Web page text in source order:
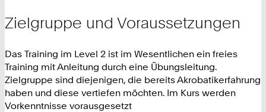
Zielgruppe und Voraussetzungen
Das Training im Level 2 ist im Wesentlichen ein freies
Training mit Anleitung durch eine Übungsleitung.
Zielgruppe sind diejenigen, die bereits Akrobatikerfahrung
haben und diese vertiefen möchten. Im Kurs werden
Vorkenntnisse vorausgesetzt